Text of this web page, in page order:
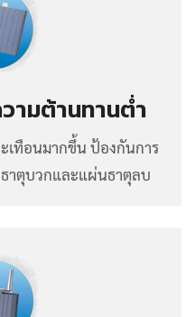
ามต้านทานต่ำ
เทือนมากขึ้น ป้องกันการ
าตุบวกและแผ่นธาตุลบ